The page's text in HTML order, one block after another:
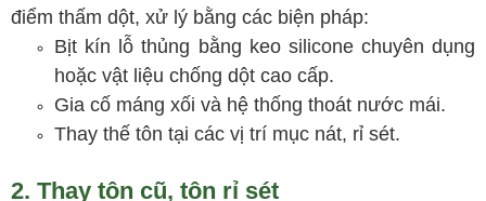
điểm thấm dột, xử lý bằng các biện pháp:
Bịt kín lỗ thủng bằng keo silicone chuyên dụng
hoặc vật liệu chống dột cao cấp.
Gia cố máng xối và hệ thống thoát nước mái.
Thay thế tôn tại các vị trí mục nát, rỉ sét.
2. Thay tôn cũ, tôn rỉ sét